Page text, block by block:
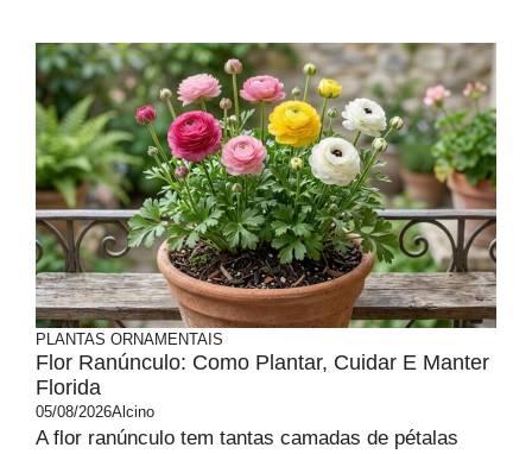
PLANTAS ORNAMENTAIS
Flor Ranúnculo: Como Plantar, Cuidar E Manter
Florida
05/08/2026Alcino
A flor ranúnculo tem tantas camadas de pétalas